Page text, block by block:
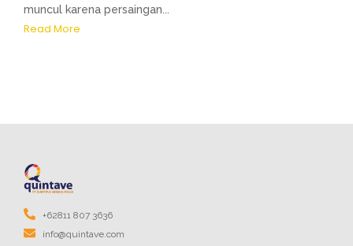
muncul karena persaingan...
Read More
+62811 807 3636
info@quintave.com